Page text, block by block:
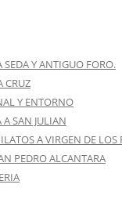
SEDA Y ANTIGUO FORO.
CRUZ
Y ENTORNO
A SAN JULIAN
A VIRGEN DE LOS
PEDRO ALCANTARA